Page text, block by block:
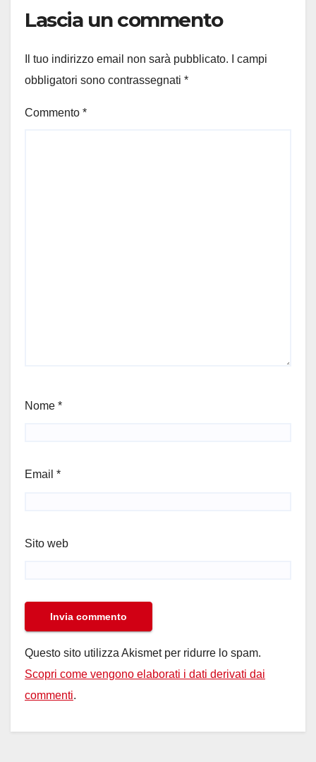
Lascia un commento
Il tuo indirizzo email non sarà pubblicato.
I campi
obbligatori sono contrassegnati *
Commento *
Nome *
Email *
Sito web
Questo sito utilizza Akismet per ridurre lo spam.
Scopri come vengono elaborati i dati derivati dai
commenti.